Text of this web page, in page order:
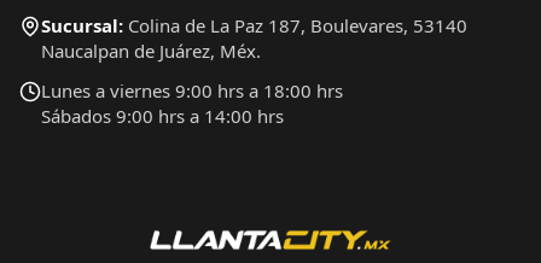
Sucursal: Colina de La Paz 187, Boulevares, 53140
Naucalpan de Juárez, Méx.
Lunes a viernes 9:00 hrs a 18:00 hrs
Sábados 9:00 hrs a 14:00 hrs